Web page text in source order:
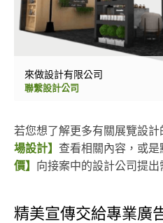
來做設計有限公司
聯繫設計公司
若您想了解更多有關展覽設
場設計】 查看相關內容，或是
價】
向接案中的設計公司提出
精美宣傳交給專業廣